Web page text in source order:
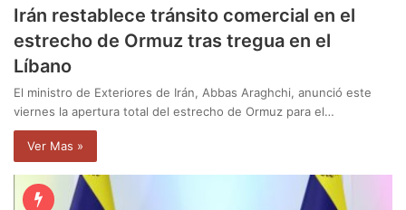
Irán restablece tránsito comercial en el
estrecho de Ormuz tras tregua en el
Líbano
El ministro de Exteriores de Irán, Abbas Araghchi, anunció este
viernes la apertura total del estrecho de Ormuz para el…
Ver Mas »